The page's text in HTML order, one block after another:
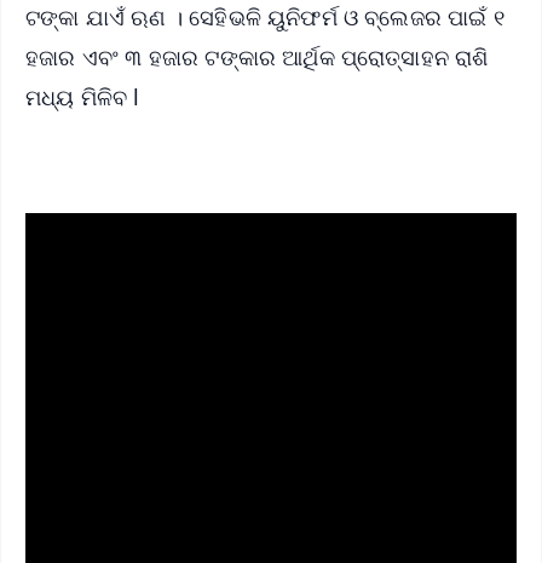
ଟଙ୍କା ଯାଏଁ ଋଣ । ସେହିଭଳି ୟୁନିଫର୍ମ ଓ ବ୍ଲେଜର ପାଇଁ ୧
ହଜାର ଏବଂ ୩ ହଜାର ଟଙ୍କାର ଆର୍ଥିକ ପ୍ରୋତ୍ସାହନ ରାଶି
ମଧ୍ୟ ମିଳିବ l